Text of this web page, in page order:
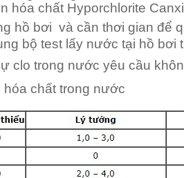
hóa chất Hyporchlorite
hồ bơi và cần thơi gian để
bộ test lấy nước tại hồ bơi
trong nước yêu cầu
hóa chất trong nước